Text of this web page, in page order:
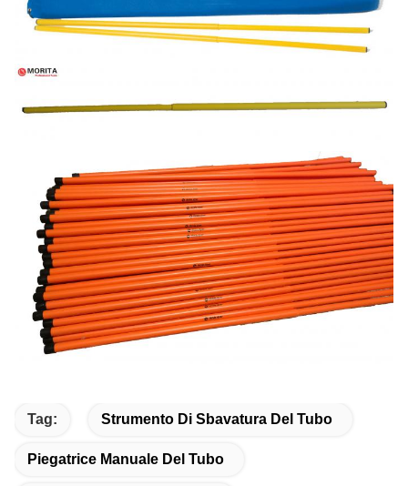
Tag: Strumento Di Sbavatura Del Tubo
Piegatrice Manuale Del Tubo